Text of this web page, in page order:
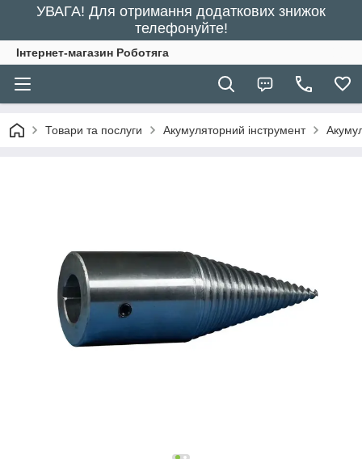
УВАГА! Для отримання додаткових знижок
телефонуйте!
Інтернет-магазин Роботяга
Товари та послуги Акумуляторний інструмент